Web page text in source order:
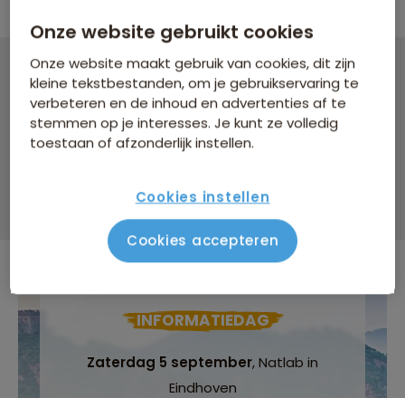
Groepsrondreis Noord-Peru
22 dagen vanaf 4.549 p.p.
Bijkomende kosten €26,25 p.p. op basis van 2 personen
Data & prijzen
INFORMATIEDAG
Zaterdag 5 september, Natlab in
Eindhoven
Onze website gebruikt cookies
Onze website maakt gebruik van cookies, dit zijn
kleine tekstbestanden, om je gebruikservaring te
verbeteren en de inhoud en advertenties af te
stemmen op je interesses. Je kunt ze volledig
toestaan of afzonderlijk instellen.
Cookies instellen
Cookies accepteren